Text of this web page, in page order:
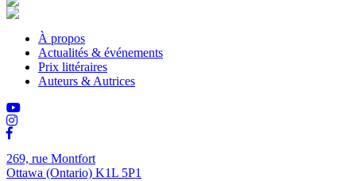
À propos
Actualités & événements
Prix littéraires
Auteurs & Autrices
269, rue Montfort
Ottawa (Ontario) K1L 5P1